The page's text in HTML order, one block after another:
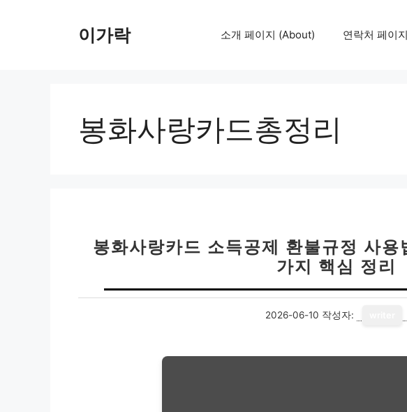
이가락 소개 페이지 (About) 연락처 페이
봉화사랑카드총정리
봉화사랑카드 소득공제 환불규정 사
가지 핵심 정리
2026-06-10 작성자: